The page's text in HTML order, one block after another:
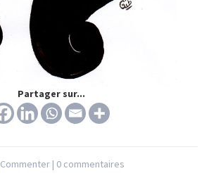
Partager sur...
Commenter | 0 commentaires